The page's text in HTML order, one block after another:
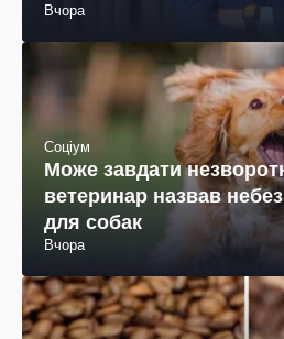
Вчора
Соціум
Може завдати
ветеринар назвав
для собак
Вчора